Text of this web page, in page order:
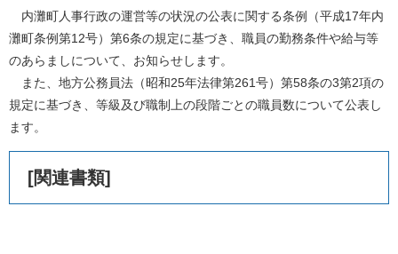
内灘町人事行政の運営等の状況の公表に関する条例（平成17年内
灘町条例第12号）第6条の規定に基づき、職員の勤務条件や給与等
のあらましについて、お知らせします。
また、地方公務員法（昭和25年法律第261号）第58条の3第2項の
規定に基づき、等級及び職制上の段階ごとの職員数について公表し
ます。
[関連書類]